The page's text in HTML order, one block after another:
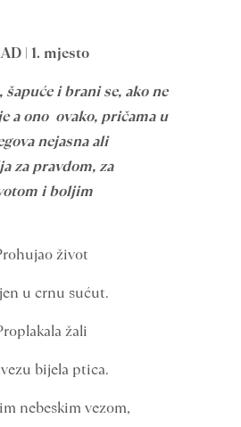
| 1. mjesto
šapuće i brani se, ako ne
a ono ovako, pričama u
nejasna ali
za pravdom, za
i boljim
život
u crnu sućut.
žali
bijela ptica.
nebeskim vezom,